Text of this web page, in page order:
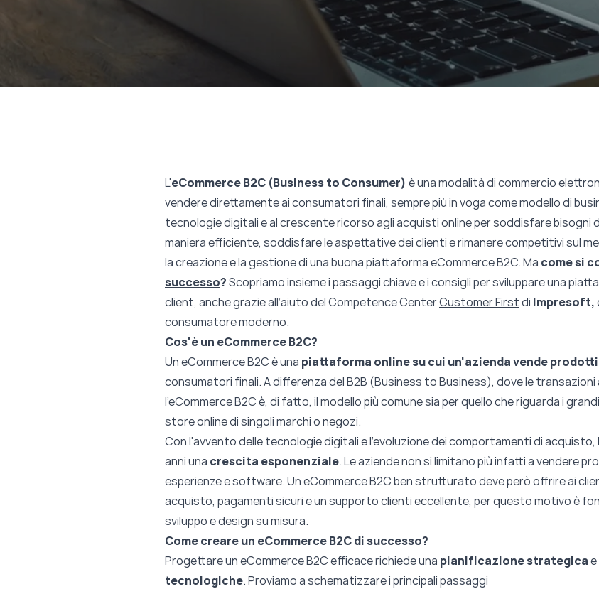
L'eCommerceB2C (Business to Consumer) è una modalità di commercio
vendere direttamente ai consumatori finali, sempre più in voga come modello di
tecnologie digitali e al crescente ricorso agli acquisti online per soddisfare bisogni
maniera efficiente, soddisfare le aspettative dei clienti e rimanere competitivi sul
la creazione e la gestione di una buona piattaforma eCommerce B2C. Ma come si
successo?Scopriamo insieme i passaggi chiave e i consigli per sviluppare una
client, anche grazie all’aiuto del Competence CenterCustomer Firstdi Impresoft,
consumatore moderno.
Cos'è un eCommerce B2C?
UneCommerce B2Cè una piattaforma online su cui un'azienda vende
consumatori finali. A differenza del B2B (Business to Business), dove le
l’eCommerce B2C è, di fatto, il modello più comune sia per quello che riguarda i
store online di singoli marchi o negozi.
Con l'avvento delle tecnologie digitali e l’evoluzione dei comportamenti di acquisto,
anni una crescita esponenziale. Le aziende non si limitano più infatti a vendere
esperienze e software. Un eCommerce B2C ben strutturato deve però offrire ai
acquisto, pagamenti sicuri e un supporto clienti eccellente, per questo motivo è
sviluppo e design su misura.
Come creare un eCommerce B2C di successo?
Progettare uneCommerce B2Cefficace richiede una pianificazione strategica
tecnologiche. Proviamo a schematizzare i principali passaggi